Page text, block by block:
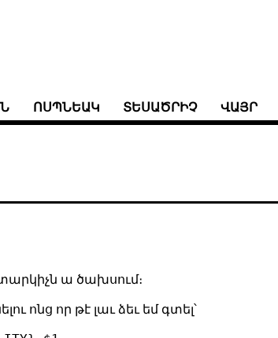
ՈՍՊՆԵԱԿ ՏԵՍԱԾՐԻՉ ՎԱՅՐ
ա ծախսում։
ոնց որ թէ լաւ ձեւ եմ գտել՝